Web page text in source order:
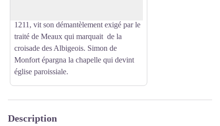
1211, vit son démantèlement exigé par le
traité de Meaux qui marquait de la
croisade des Albigeois. Simon de
Monfort épargna la chapelle qui devint
église paroissiale.
Description